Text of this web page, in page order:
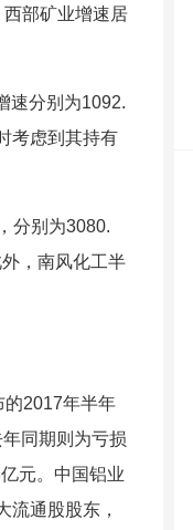
部矿业增速居
分别为1092.
考虑到其持有
分别为3080.
，南风化工半
2017年半年
同期则为亏损
元。中国铝业
通股股东，